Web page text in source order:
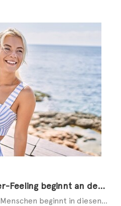
BEACH TIME – Sommer-Feeling beginnt an den Füßen
Endlich Urlaub! Für viele Menschen beginnt in diesen Tagen die schönste Zeit des Jahres. Ob allein, ...